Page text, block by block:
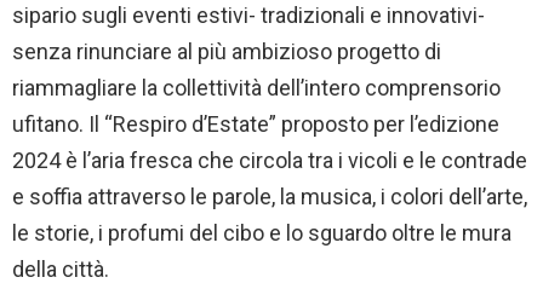
sipario sugli eventi estivi- tradizionali e innovativi-
senza rinunciare al più ambizioso progetto di
riammagliare la collettività dell’intero comprensorio
ufitano. Il “Respiro d’Estate” proposto per l’edizione
2024 è l’aria fresca che circola tra i vicoli e le contrade
e soffia attraverso le parole, la musica, i colori dell’arte,
le storie, i profumi del cibo e lo sguardo oltre le mura
della città.